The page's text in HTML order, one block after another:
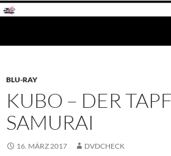
Zum
BLU-RAY
KUBO – DER
SAMURAI
16. MÄRZ 2017 DVDCHECK